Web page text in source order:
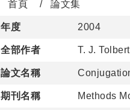
首頁 論文集
年度 2004
全部作者 T. J.
論文名稱
期刊名稱 Methods